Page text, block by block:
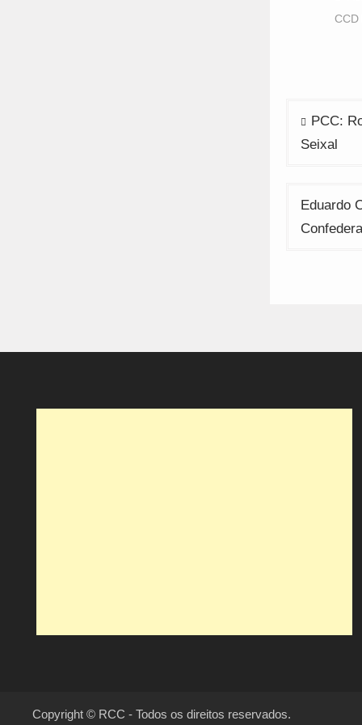
CCD
de
PCC:
Seixal
Eduardo
Copyright © RCC - Todos os direitos reservados.